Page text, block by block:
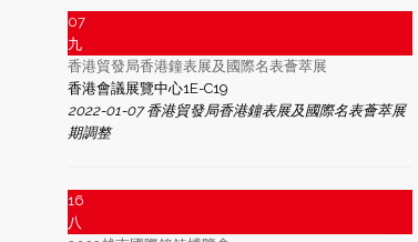
07
九
香港貿發局香港鐘表展及國際名表薈萃展
香港會議展覽中心1E-C19
2022-01-07 香港貿發局香港鐘表展及國際名表薈萃展
期調整
16
八